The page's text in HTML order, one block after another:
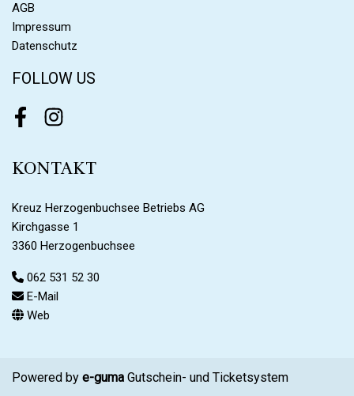
AGB
Impressum
Datenschutz
FOLLOW US
FacebookInstagram
KONTAKT
Kreuz Herzogenbuchsee Betriebs AG
Kirchgasse 1
3360 Herzogenbuchsee
062 531 52 30
E-Mail
Web
Powered by e-guma Gutschein- und Ticketsystem